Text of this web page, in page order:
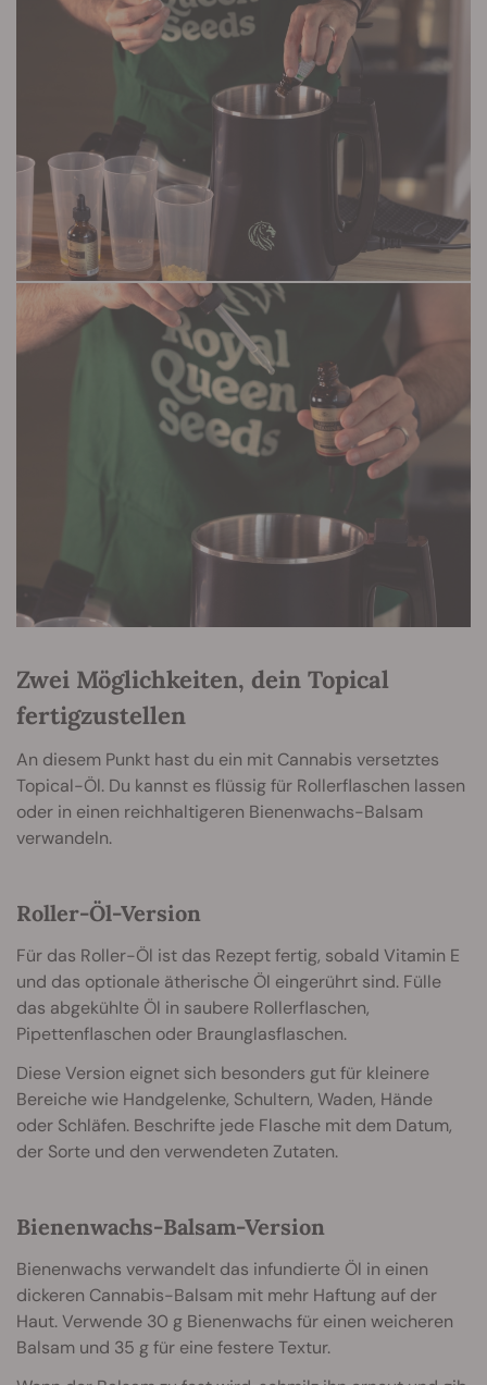
Zwei Möglichkeiten, dein Topical
fertigzustellen
An diesem Punkt hast du ein mit Cannabis versetztes
Topical-Öl. Du kannst es flüssig für Rollerflaschen lassen
oder in einen reichhaltigeren Bienenwachs-Balsam
verwandeln.
Roller-Öl-Version
Für das Roller-Öl ist das Rezept fertig, sobald Vitamin E
und das optionale ätherische Öl eingerührt sind. Fülle
das abgekühlte Öl in saubere Rollerflaschen,
Pipettenflaschen oder Braunglasflaschen.
Diese Version eignet sich besonders gut für kleinere
Bereiche wie Handgelenke, Schultern, Waden, Hände
oder Schläfen. Beschrifte jede Flasche mit dem Datum,
der Sorte und den verwendeten Zutaten.
Bienenwachs-Balsam-Version
Bienenwachs verwandelt das infundierte Öl in einen
dickeren Cannabis-Balsam mit mehr Haftung auf der
Haut. Verwende 30 g Bienenwachs für einen weicheren
Balsam und 35 g für eine festere Textur.